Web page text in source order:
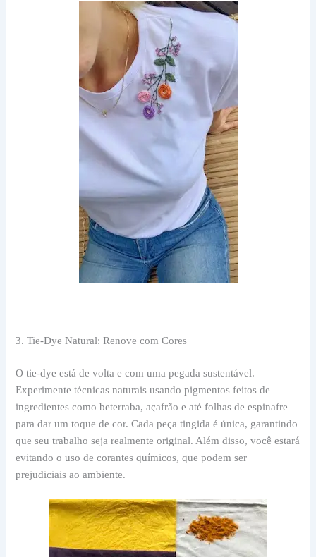
3. Tie-Dye Natural: Renove com Cores
O tie-dye está de volta e com uma pegada sustentável.
Experimente técnicas naturais usando pigmentos feitos de
ingredientes como beterraba, açafrão e até folhas de espinafre
para dar um toque de cor. Cada peça tingida é única, garantindo
que seu trabalho seja realmente original. Além disso, você estará
evitando o uso de corantes químicos, que podem ser
prejudiciais ao ambiente.